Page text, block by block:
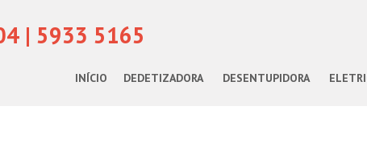
| 5933 5165
INÍCIO DEDETIZADORA DESENTUPIDORA